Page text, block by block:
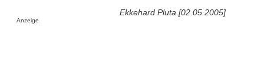
Ekkehard Pluta [02.05.2005]
Anzeige